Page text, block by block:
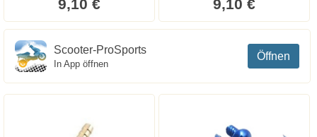
9,10 € 9,10 €
Öffnen
Scooter-ProSports
In App öffnen